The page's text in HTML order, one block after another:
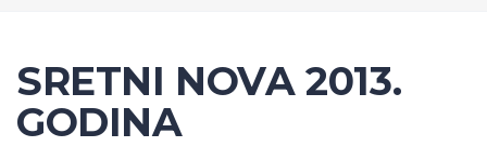
SRETNI NOVA 2013.
GODINA